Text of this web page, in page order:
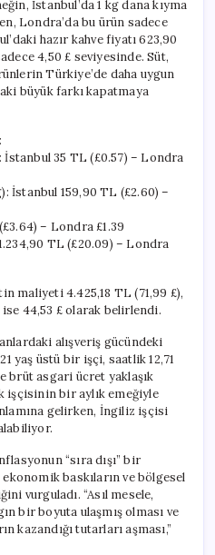
İstanbul’da 1 kg dana kıyma
Londra’da bu ürün sadece
hazır kahve fiyatı 623,90
4,50 £ seviyesinde. Süt,
Türkiye’de daha uygun
büyük farkı kapatmaya
35 TL (£0.57) – Londra
İstanbul 159,90 TL (£2.60) –
– Londra £1.39
TL (£20.09) – Londra
maliyeti 4.425,18 TL (71,99 £),
44,53 £ olarak belirlendi.
alışveriş gücündeki
yaş üstü bir işçi, saatlik 12,71
brüt asgari ücret yaklaşık
işçisinin bir aylık emeğiyle
gelirken, İngiliz işçisi
“sıra dışı” bir
baskıların ve bölgesel
vurguladı. “Asıl mesele,
bir boyuta ulaşmış olması ve
kazandığı tutarları aşması,”